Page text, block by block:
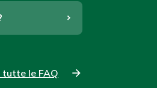
tutte le FAQ